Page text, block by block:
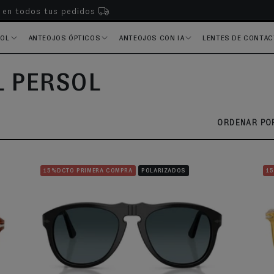
en todos tus pedidos
ANTEOJOS ÓPTICOS ANTEOJOS CON IA LENTES DE
PERSOL
ORDENAR
15%DCTO PRIMERA COMPRA POLARIZADOS